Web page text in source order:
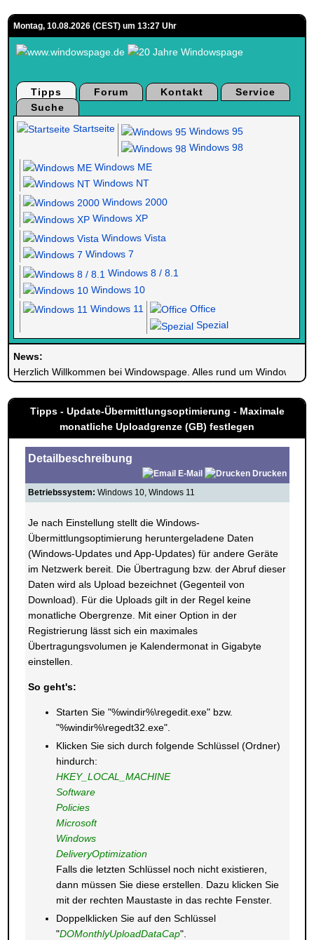
Montag, 10.08.2026 (CEST) um 13:27 Uhr
Tipps Forum Kontakt
Service
Suche
Startseite
Windows 95
Windows 98
Windows ME
Windows NT
Windows 2000
Windows XP
Windows Vista
Windows 7
Windows 8 / 8.1
Windows 10
Windows 11
Office
Spezial
News:
Herzlich Willkommen bei Windowspage. Alles rund um Windows.
Tipps - Update-Übermittlungsoptimierung - Maximale
monatliche Uploadgrenze (GB) festlegen
Detailbeschreibung
E-Mail
Drucken
Betriebssystem: Windows 10, Windows 11
Je nach Einstellung stellt die Windows-
Übermittlungsoptimierung heruntergeladene Daten
(Windows-Updates und App-Updates) für andere Geräte
im Netzwerk bereit. Die Übertragung bzw. der Abruf dieser
Daten wird als Upload bezeichnet (Gegenteil von
Download). Für die Uploads gilt in der Regel keine
monatliche Obergrenze. Mit einer Option in der
Registrierung lässt sich ein maximales
Übertragungsvolumen je Kalendermonat in Gigabyte
einstellen.
So geht's:
Starten Sie "%windir%\regedit.exe" bzw.
"%windir%\regedt32.exe".
Klicken Sie sich durch folgende Schlüssel (Ordner)
hindurch:
HKEY_LOCAL_MACHINE
Software
Policies
Microsoft
Windows
DeliveryOptimization
Falls die letzten Schlüssel noch nicht existieren,
dann müssen Sie diese erstellen. Dazu klicken Sie
mit der rechten Maustaste in das rechte Fenster.
Doppelklicken Sie auf den Schlüssel
"DOMonthlyUploadDataCap".